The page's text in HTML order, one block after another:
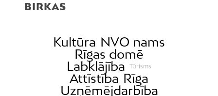
BIRKAS
Kultūra NVO nams
Rīgas domē
Labklājība
Tūrisms
Attīstība Rīga
Uzņēmējdarbība